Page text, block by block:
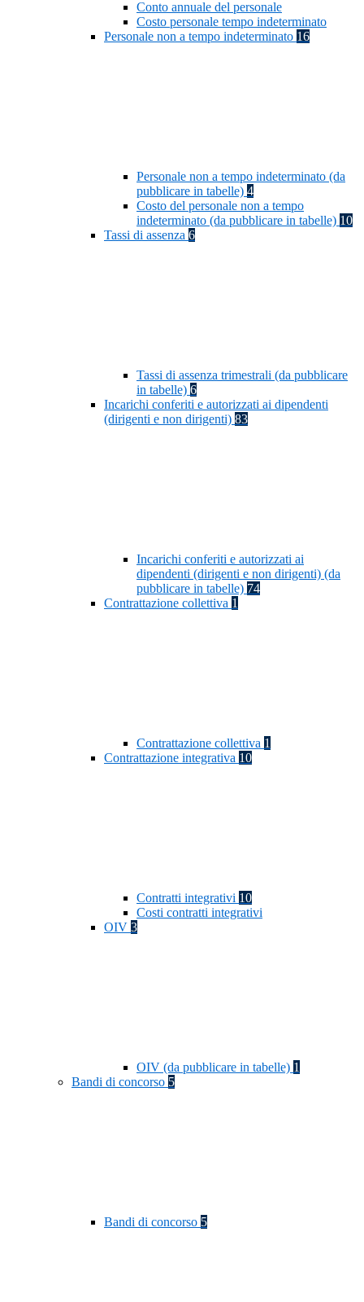
Conto annuale del personale
Costo personale tempo indeterminato
Personale non a tempo indeterminato 16
Personale non a tempo indeterminato (da
pubblicare in tabelle) 4
Costo del personale non a tempo
indeterminato (da pubblicare in tabelle) 10
Tassi di assenza 6
Tassi di assenza trimestrali (da pubblicare
in tabelle) 6
Incarichi conferiti e autorizzati ai dipendenti
(dirigenti e non dirigenti) 83
Incarichi conferiti e autorizzati ai
dipendenti (dirigenti e non dirigenti) (da
pubblicare in tabelle) 74
Contrattazione collettiva 1
Contrattazione collettiva 1
Contrattazione integrativa 10
Contratti integrativi 10
Costi contratti integrativi
OIV 3
OIV (da pubblicare in tabelle) 1
Bandi di concorso 5
Bandi di concorso 5